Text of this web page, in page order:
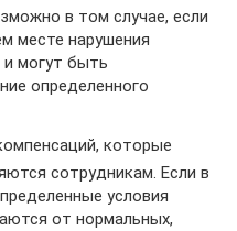
в том случае, если
месте нарушения
могут быть
определенного
которые
сотрудникам. Если в
условия
от нормальных,